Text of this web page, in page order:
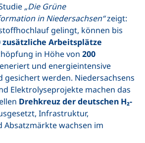
„Die Grüne
in Niedersachsen“zeigt:
gelingt, können bis
zusätzliche Arbeitsplätze
in Höhe von 200
und energieintensive
gesichert werden. Niedersachsens
Elektrolyseprojekte machen das
Drehkreuz der deutschen H₂-
Infrastruktur,
Absatzmärkte wachsen im